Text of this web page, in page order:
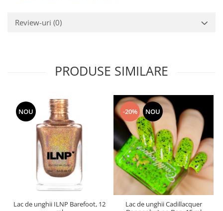
Review-uri (0)
PRODUSE SIMILARE
NOU
Lac de unghii ILNP Barefoot, 12
-20% NOU
Lac de unghii Cadillacquer